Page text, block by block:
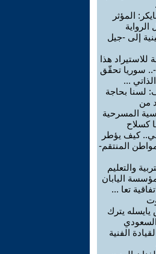
المؤثر
الرواية
إلى -جيل
للاستيراد هذا
.. سوريا تحقّق
الذاتي ...
لسنا بحاجة
من
المسرحية
كسلاح
كيف يؤطر
المنتقم-
والتعليم
اليابان
تعا ...
يايسله يترك
الفنية